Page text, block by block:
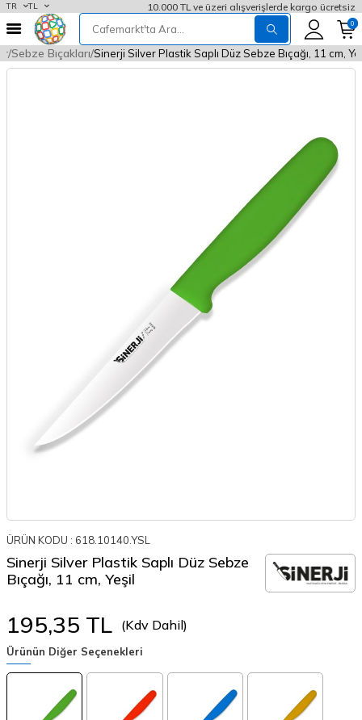
TR TL 10.000 TL ve üzeri alışverişlerde kargo ücretsiz
0
Sebze Bıçakları Sinerji Silver Plastik Saplı Düz Sebze Bıçağı, 11 cm,
ÜRÜN KODU : 618.10140.YSL
Sinerji Silver Plastik Saplı Düz Sebze
Bıçağı, 11 cm, Yeşil
195,35 TL (Kdv Dahil)
Ürünün Diğer Seçenekleri